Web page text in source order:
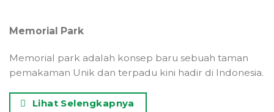
Memorial Park
Memorial park adalah konsep baru sebuah taman
pemakaman Unik dan terpadu kini hadir di Indonesia.
Lihat Selengkapnya